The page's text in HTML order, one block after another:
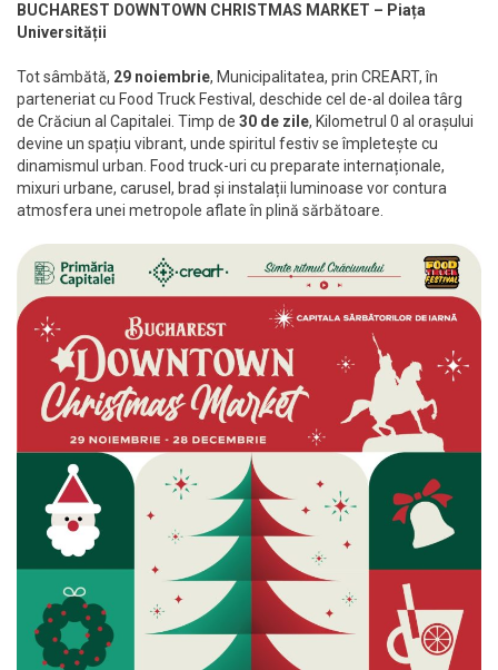
BUCHAREST DOWNTOWN CHRISTMAS MARKET – Piața
Universității
Tot sâmbătă, 29 noiembrie, Municipalitatea, prin CREART, în
parteneriat cu Food Truck Festival, deschide cel de-al doilea târg
de Crăciun al Capitalei. Timp de 30 de zile, Kilometrul 0 al orașului
devine un spațiu vibrant, unde spiritul festiv se împletește cu
dinamismul urban. Food truck-uri cu preparate internaționale,
mixuri urbane, carusel, brad și instalații luminoase vor contura
atmosfera unei metropole aflate în plină sărbătoare.